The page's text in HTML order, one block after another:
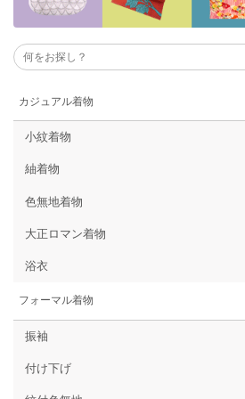
カジュアル着物
小紋着物
紬着物
色無地着物
大正ロマン着物
浴衣
フォーマル着物
振袖
付け下げ